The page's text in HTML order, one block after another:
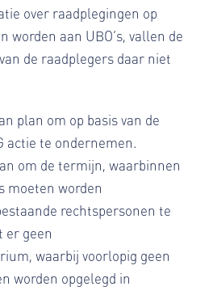
over raadplegingen op
worden aan UBO’s, vallen de
de raadplegers daar niet
plan om op basis van de
actie te ondernemen.
om de termijn, waarbinnen
moeten worden
rechtspersonen te
er geen
waarbij voorlopig geen
worden opgelegd in